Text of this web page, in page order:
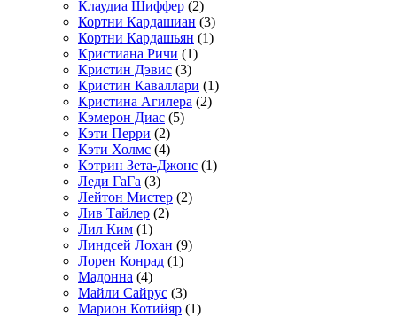
Клаудиа Шиффер (2)
Кортни Кардашиан (3)
Кортни Кардашьян (1)
Кристиана Ричи (1)
Кристин Дэвис (3)
Кристин Каваллари (1)
Кристина Агилера (2)
Кэмерон Диас (5)
Кэти Перри (2)
Кэти Холмс (4)
Кэтрин Зета-Джонс (1)
Леди ГаГа (3)
Лейтон Мистер (2)
Лив Тайлер (2)
Лил Ким (1)
Линдсей Лохан (9)
Лорен Конрад (1)
Мадонна (4)
Майли Сайрус (3)
Марион Котийяр (1)